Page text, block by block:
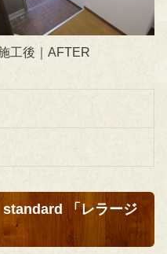
工後｜AFTER
「レラージ